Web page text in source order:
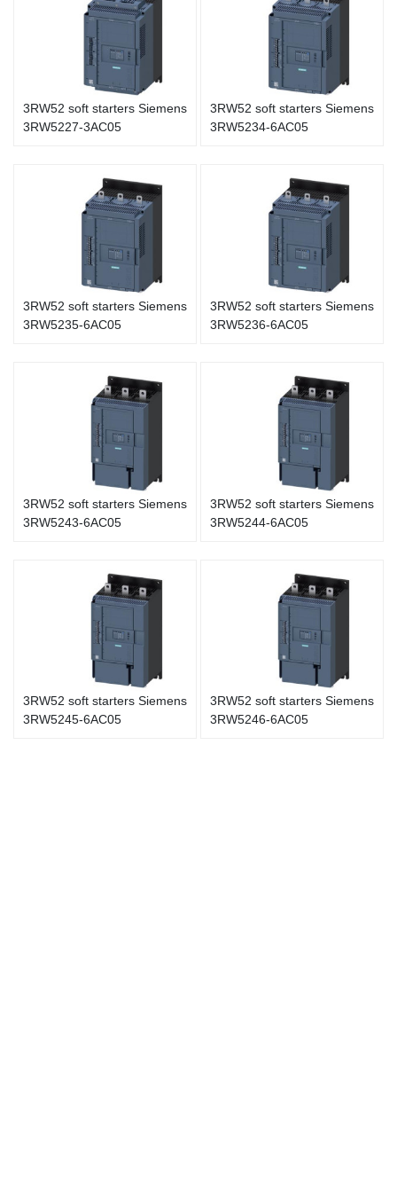
3RW52 soft starters Siemens
3RW5227-3AC05
3RW52 soft starters Siemens
3RW5234-6AC05
3RW52 soft starters Siemens
3RW5235-6AC05
3RW52 soft starters Siemens
3RW5236-6AC05
3RW52 soft starters Siemens
3RW5243-6AC05
3RW52 soft starters Siemens
3RW5244-6AC05
3RW52 soft starters Siemens
3RW5245-6AC05
3RW52 soft starters Siemens
3RW5246-6AC05